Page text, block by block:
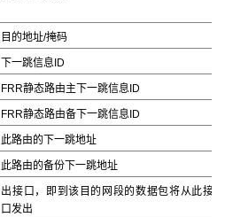
目的地址/掩码
下一跳信息ID
FRR静态路由主下一跳信息ID
FRR静态路由备下一跳信息ID
此路由的下一跳地址
此路由的备份下一跳地址
出接口，即到该目的网段的数据包将从此接
口发出